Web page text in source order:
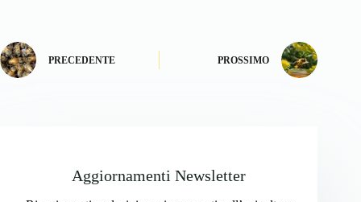
PRECEDENTE PROSSIMO
Aggiornamenti Newsletter